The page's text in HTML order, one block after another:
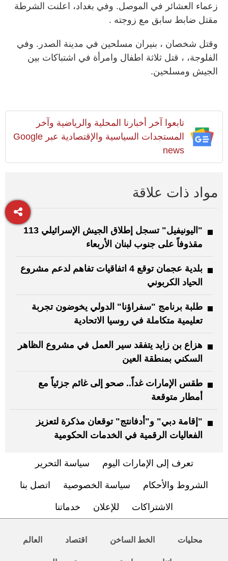
زعماء العشائر في الموصل. وفي بغداد، اعلنت الشرطة
مقتل ضابط سابق مع زوجته .
وقتل شخصان ، بنيران مسلحين في مدينة الصدر. وفي
الفلوجة، ، قتل ثلاثة اطفال وامرأة في اشتباكات بين
الجيش ومسلحين.
تابعوا آخر أخبارنا المحلية والرياضية وآخر
المستجدات السياسية والإقتصادية عبر Google
news
مواد ذات علاقة
"اليونيفيل" تسجل إطلاق الجيش الإسرائيلي 113
مقذوفاً على جنوب لبنان الأربعاء
بلدية عجمان توقع 4 اتفاقيات تفاهم لدعم مشروع
الحياد الكربوني
طلبة برنامج "سفراؤنا" الدولي يخوضون تجربة
تعليمية متكاملة في روسيا الاتحادية
هزاع بن زايد يتفقد سير العمل في مشروع الظاهر
السكني بمنطقة العين
طقس الإمارات غداً.. صحو إلى غائم جزئياً مع
أمطار متوقعة
"إقامة دبي" و"أدفانتج" توقعان مذكرة لتعزيز
الفعاليات الرقمية في الخدمات الحكومية
تعرف إلى الإمارات اليوم سياسة التحرير
الشروط والأحكام سياسة الخصوصية اتصل بنا
الاشتراكات للإعلان خدماتنا
محليات الخط الساخن اقتصاد العالم